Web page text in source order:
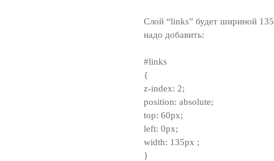
Слой “links” будет шириной
надо добавить:
#links
{
z-index: 2;
position: absolute;
top: 60px;
left: 0px;
width: 135px ;
}